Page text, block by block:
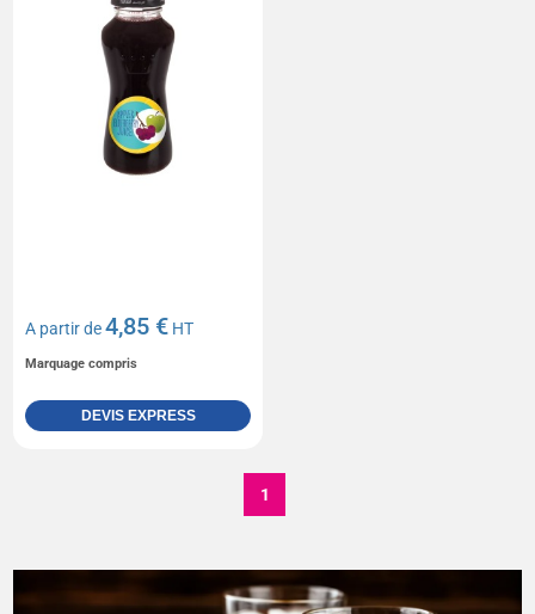
A partir de4,85 € HT
Marquage compris
DEVIS EXPRESS
1